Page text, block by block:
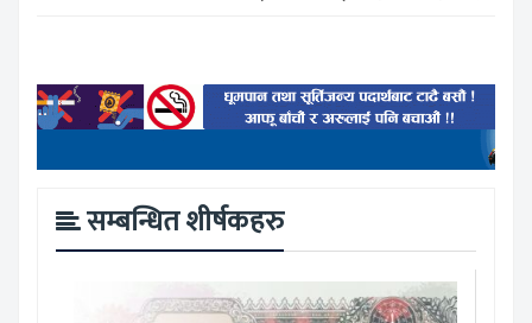
सम्बन्धित शीर्षकहरु